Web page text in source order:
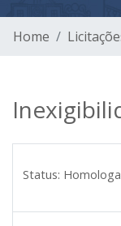
Home
Status: